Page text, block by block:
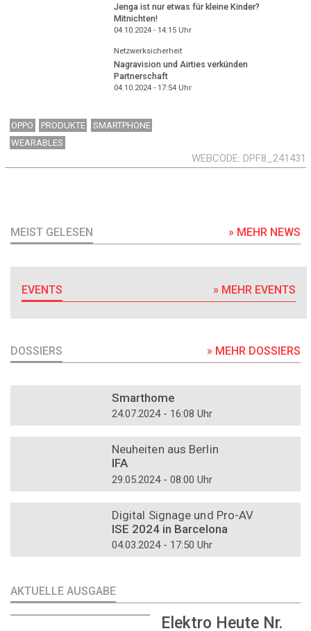
Jenga ist nur etwas für kleine Kinder?
Mitnichten!
04.10.2024 - 14:15Uhr
Netzwerksicherheit
Nagravision und Airties verkünden
Partnerschaft
04.10.2024 - 17:54Uhr
OPPO PRODUKTE
SMARTPHONE
WEARABLES
WEBCODE DPF8_241431
MEIST GELESEN » MEHR NEWS
EVENTS » MEHR EVENTS
DOSSIERS » MEHR DOSSIERS
Smarthome
24.07.2024 - 16:08 Uhr
Neuheiten aus Berlin
IFA
29.05.2024 - 08:00 Uhr
Digital Signage und Pro-AV
ISE 2024 in Barcelona
04.03.2024 - 17:50 Uhr
AKTUELLE AUSGABE
Elektro Heute Nr.